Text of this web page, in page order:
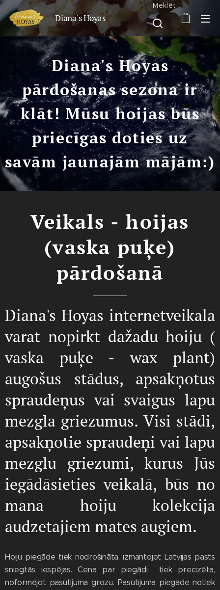
Diana's Hoyas
Meklēt
Diana's Hoyas
pārdošanas sezona ir
klāt! Mūsu hoijas būs
priecīgas doties uz
savām jaunajām mājām:)
Veikals - hoijas
(vaska puķe)
pārdošanā
Diana's Hoyas internetveikalā
varat nopirkt dažādu hoiju (
vaska puķe - wax plant)
augošus stādus, apsakņotus
spraudeņus vai svaigus lapu
mezgla griezumus. Visi stādi,
apsakņotie spraudeņi vai lapu
mezglu griezumi, kurus Jūs
iegādāsieties veikalā, būs no
manā hoiju kolekcijā
audzētajiem mātes augiem.
Hoiju piegāde tiek nodrošināta, izmantojot Latvijas pasts
sniegtās iespējas. Cena par piegādi tiek precizēta,
noformējot pasūtījuma grozu. Pasūtījuma piegāde notiek